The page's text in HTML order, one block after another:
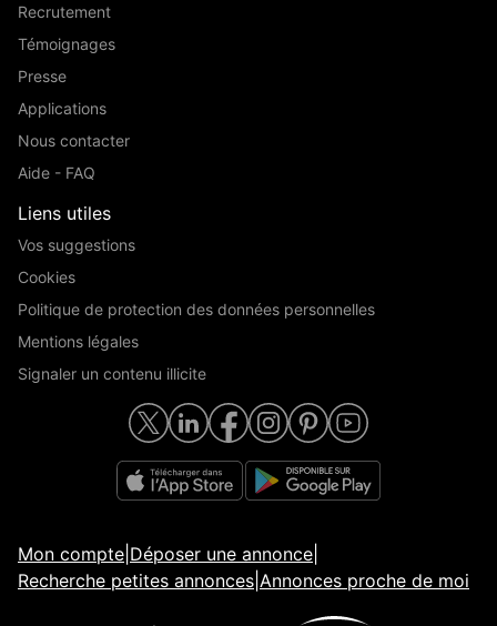
Recrutement
Témoignages
Presse
Applications
Nous contacter
Aide - FAQ
Liens utiles
Vos suggestions
Cookies
Politique de protection des données personnelles
Mentions légales
Signaler un contenu illicite
Mon compte Déposer une annonce
Recherche petites annonces Annonces proche de moi